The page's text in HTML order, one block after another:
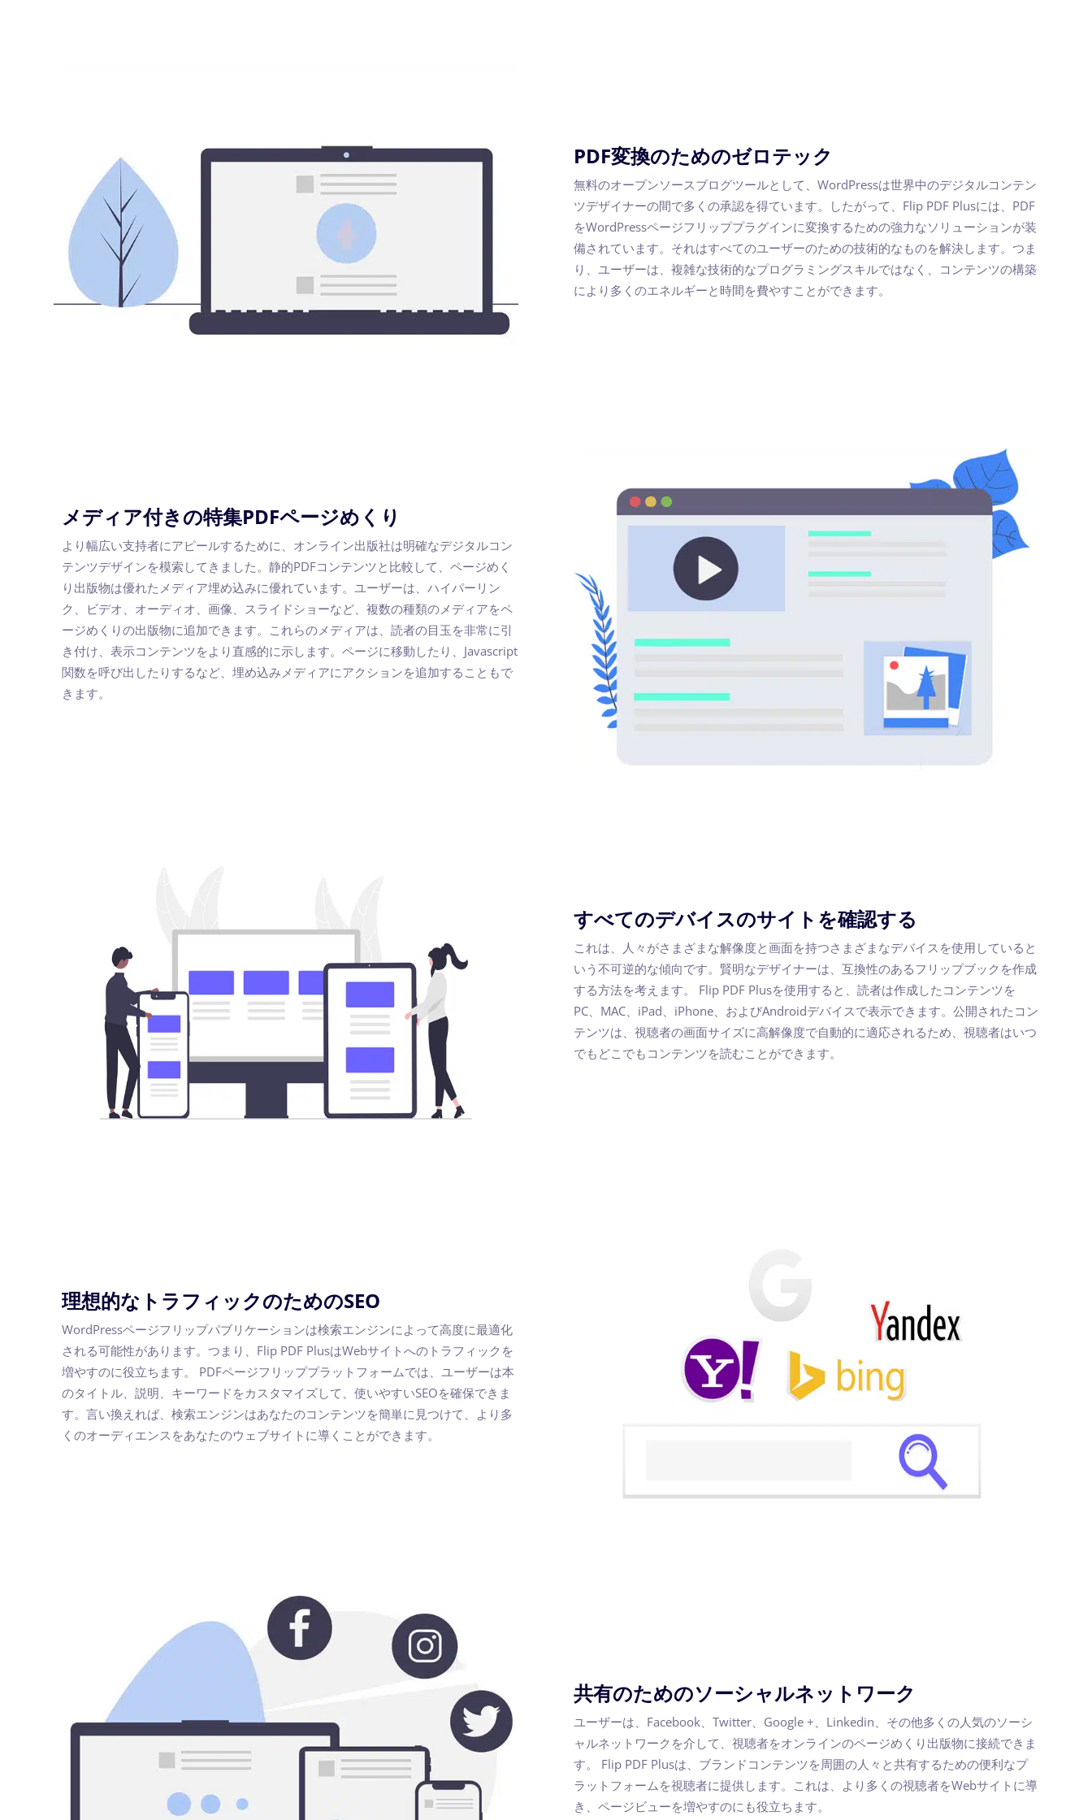
PDF変換のためのゼロテック
無料のオープンソースブログツールとして、WordPressは世界中のデジタルコンテン
ツデザイナーの間で多くの承認を得ています。したがって、Flip PDF Plusには、PDF
をWordPressページフリッププラグインに変換するための強力なソリューションが装
備されています。それはすべてのユーザーのための技術的なものを解決します。つま
り、ユーザーは、複雑な技術的なプログラミングスキルではなく、コンテンツの構築
により多くのエネルギーと時間を費やすことができます。
メディア付きの特集PDFページめくり
より幅広い支持者にアピールするために、オンライン出版社は明確なデジタルコン
テンツデザインを模索してきました。静的PDFコンテンツと比較して、ページめく
り出版物は優れたメディア埋め込みに優れています。ユーザーは、ハイパーリン
ク、ビデオ、オーディオ、画像、スライドショーなど、複数の種類のメディアをペ
ージめくりの出版物に追加できます。これらのメディアは、読者の目玉を非常に引
き付け、表示コンテンツをより直感的に示します。ページに移動したり、Javascript
関数を呼び出したりするなど、埋め込みメディアにアクションを追加することもで
きます。
すべてのデバイスのサイトを確認する
これは、人々がさまざまな解像度と画面を持つさまざまなデバイスを使用していると
いう不可逆的な傾向です。賢明なデザイナーは、互換性のあるフリップブックを作成
する方法を考えます。 Flip PDF Plusを使用すると、読者は作成したコンテンツを
PC、MAC、iPad、iPhone、およびAndroidデバイスで表示できます。公開されたコン
テンツは、視聴者の画面サイズに高解像度で自動的に適応されるため、視聴者はいつ
でもどこでもコンテンツを読むことができます。
理想的なトラフィックのためのSEO
WordPressページフリップパブリケーションは検索エンジンによって高度に最適化
される可能性があります。つまり、Flip PDF PlusはWebサイトへのトラフィックを
増やすのに役立ちます。 PDFページフリッププラットフォームでは、ユーザーは本
のタイトル、説明、キーワードをカスタマイズして、使いやすいSEOを確保できま
す。言い換えれば、検索エンジンはあなたのコンテンツを簡単に見つけて、より多
くのオーディエンスをあなたのウェブサイトに導くことができます。
共有のためのソーシャルネットワーク
ユーザーは、Facebook、Twitter、Google +、Linkedin、その他多くの人気のソーシ
ャルネットワークを介して、視聴者をオンラインのページめくり出版物に接続できま
す。 Flip PDF Plusは、ブランドコンテンツを周囲の人々と共有するための便利なプ
ラットフォームを視聴者に提供します。これは、より多くの視聴者をWebサイトに導
き、ページビューを増やすのにも役立ちます。